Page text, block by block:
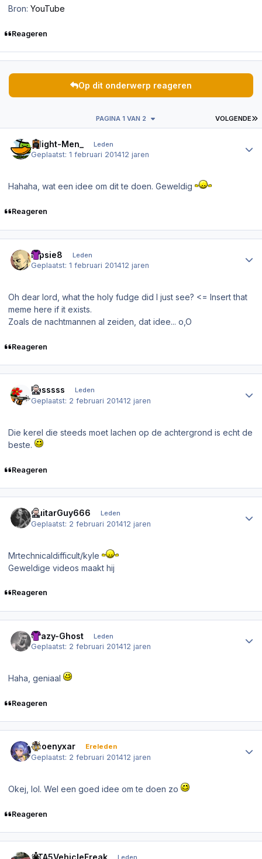
Bron: YouTube
Reageren
Op dit onderwerp reageren
VOLGENDE
PAGINA 1 VAN 2
_Night-Men_ Leden
Geplaatst:1 februari 201412 jaren
Hahaha, wat een idee om dit te doen. Geweldig
Reageren
Dipsie8 Leden
Geplaatst:1 februari 201412 jaren
Oh dear lord, what the holy fudge did I just see? <= Insert that
meme here if it exists.
Zoals de nachtmannen al zeiden, dat idee... o,O
Reageren
Basssss Leden
Geplaatst: 2 februari 201412 jaren
Die kerel die steeds moet lachen op de achtergrond is echt de
beste.
Reageren
GuitarGuy666 Leden
Geplaatst: 2 februari 201412 jaren
Mrtechnicaldifficult/kyle
Geweldige videos maakt hij
Reageren
Crazy-Ghost Leden
Geplaatst: 2 februari 201412 jaren
Haha, geniaal
Reageren
Phoenyxar Ereleden
Geplaatst: 2 februari 201412 jaren
Okej, lol. Wel een goed idee om te doen zo
Reageren
Leden